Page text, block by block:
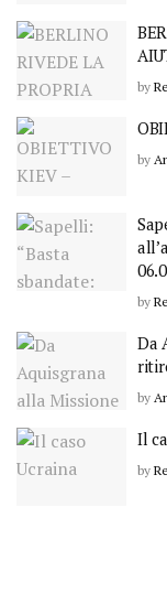
by
by
by
Da
by
Il
by